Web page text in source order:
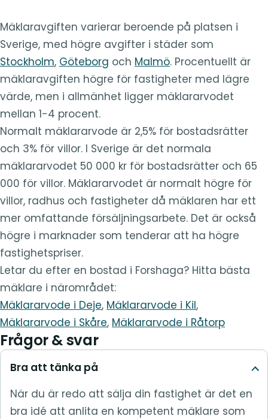
Mäklaravgiften varierar beroende på platsen i
Sverige, med högre avgifter i städer som
Stockholm, Göteborg och Malmö. Procentuellt är
mäklaravgiften högre för fastigheter med lägre
värde, men i allmänhet ligger mäklararvodet
mellan 1-4 procent.
Normalt mäklararvode är 2,5% för bostadsrätter
och 3% för villor. I Sverige är det normala
mäklararvodet 50 000 kr för bostadsrätter och 65
000 för villor. Mäklararvodet är normalt högre för
villor, radhus och fastigheter då mäklaren har ett
mer omfattande försäljningsarbete. Det är också
högre i marknader som tenderar att ha högre
fastighetspriser.
Letar du efter en bostad i Forshaga? Hitta bästa
mäklare i närområdet:
Mäklararvode i Deje, Mäklararvode i Kil,
Mäklararvode i Skåre, Mäklararvode i Råtorp
Frågor & svar
Bra att tänka på
När du är redo att sälja din fastighet är det en
bra idé att anlita en kompetent mäklare som